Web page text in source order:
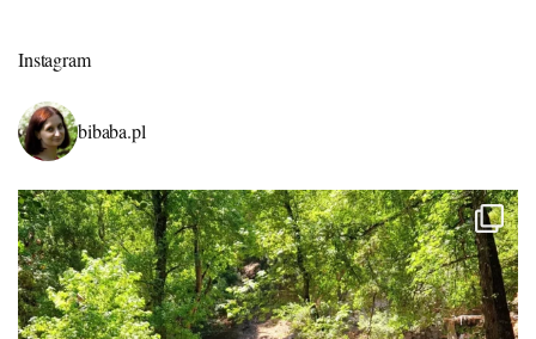
Instagram
bibaba.pl